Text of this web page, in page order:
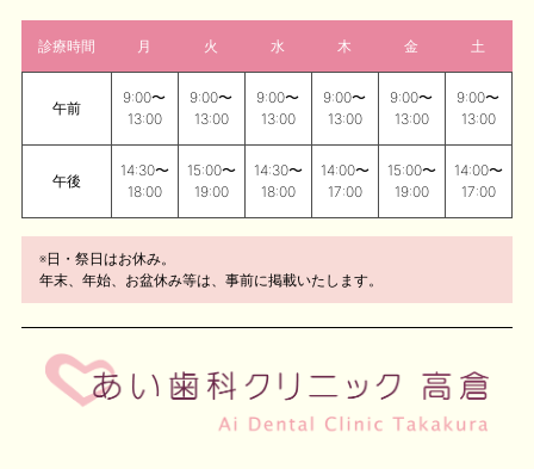
診療時間 月 火 水 木 金 土
午前
9:00〜
13:00
9:00〜
13:00
9:00〜
13:00
9:00〜
13:00
9:00〜
13:00
9:00〜
13:00
午後
14:30〜
18:00
15:00〜
19:00
14:30〜
18:00
14:00〜
17:00
15:00〜
19:00
14:00〜
17:00
※日・祭日はお休み。
年末、年始、お盆休み等は、事前に掲載いたします。